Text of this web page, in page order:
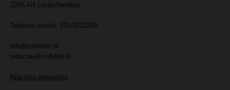
2265 AN Leidschendam
Telefoon studio: 070-3202266
info@midvliet.nl
redactie@midvliet.nl
Klachten procedure